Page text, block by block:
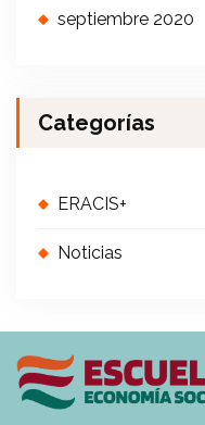
septiembre 2020
Categorías
ERACIS+
Noticias